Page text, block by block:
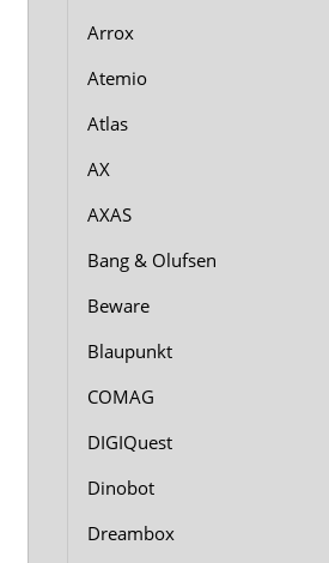
Arrox
Atemio
Atlas
AX
AXAS
Bang & Olufsen
Beware
Blaupunkt
COMAG
DIGIQuest
Dinobot
Dreambox